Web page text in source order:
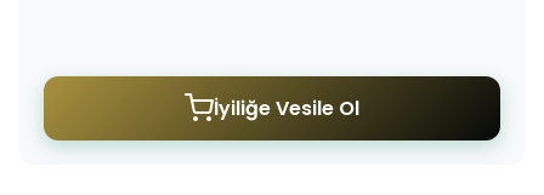
İyiliğe Vesile Ol